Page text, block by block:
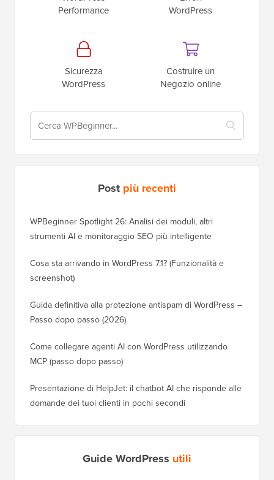
Performance
WordPress
Sicurezza
WordPress
Costruire un
Negozio online
Post più recenti
WPBeginner Spotlight 26: Analisi dei moduli, altri
strumenti AI e monitoraggio SEO più intelligente
Cosa sta arrivando in WordPress 7.1? (Funzionalità e
screenshot)
Guida definitiva alla protezione antispam di WordPress –
Passo dopo passo (2026)
Come collegare agenti AI con WordPress utilizzando
MCP (passo dopo passo)
Presentazione di HelpJet: il chatbot AI che risponde alle
domande dei tuoi clienti in pochi secondi
Guide WordPress utili